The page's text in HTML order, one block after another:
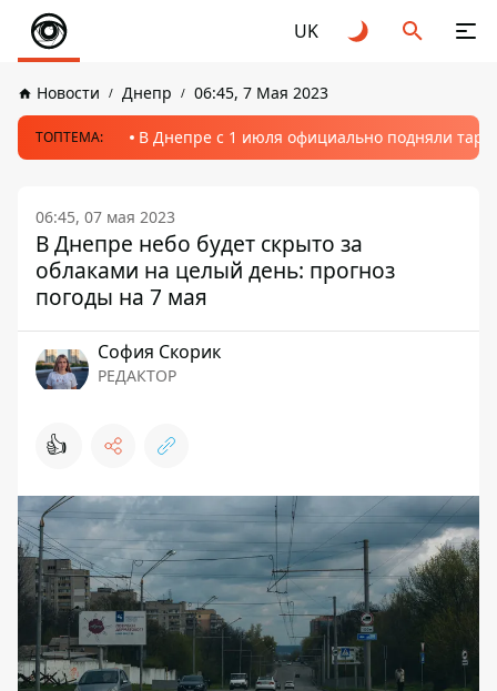
UK
Новости Днепр 06:45, 7 Мая 2023
ТОПТЕМА: В Днепре с 1 июля официально подняли
06:45, 07 мая 2023
В Днепре небо будет скрыто за
облаками на целый день: прогноз
погоды на 7 мая
София Скорик
РЕДАКТОР
👍